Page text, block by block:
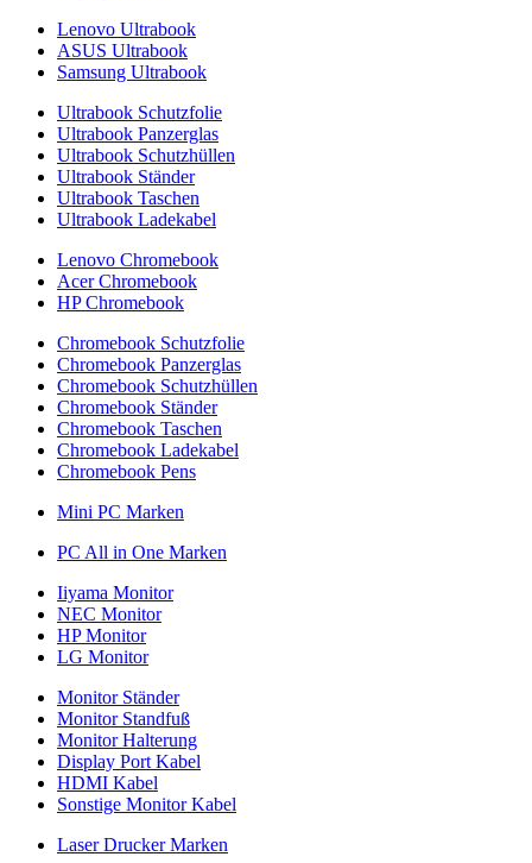
Lenovo Ultrabook
ASUS Ultrabook
Samsung Ultrabook
Ultrabook Schutzfolie
Ultrabook Panzerglas
Ultrabook Schutzhüllen
Ultrabook Ständer
Ultrabook Taschen
Ultrabook Ladekabel
Lenovo Chromebook
Acer Chromebook
HP Chromebook
Chromebook Schutzfolie
Chromebook Panzerglas
Chromebook Schutzhüllen
Chromebook Ständer
Chromebook Taschen
Chromebook Ladekabel
Chromebook Pens
Mini PC Marken
PC All in One Marken
Iiyama Monitor
NEC Monitor
HP Monitor
LG Monitor
Monitor Ständer
Monitor Standfuß
Monitor Halterung
Display Port Kabel
HDMI Kabel
Sonstige Monitor Kabel
Laser Drucker Marken